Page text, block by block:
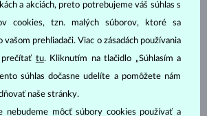
a akciách, preto potrebujeme váš súhlas s
cookies, tzn. malých súborov, ktoré sa
vašom prehliadači. Viac o zásadách používania
tu. Kliknutím na tlačidlo „Súhlasím a
súhlas dočasne udelíte a pomôžete nám
naše stránky.
nebudeme môcť súbory cookies používať a